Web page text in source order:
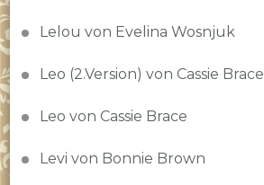
Lelou von Evelina Wosnjuk
Leo (2.Version) von Cassie Brace
Leo von Cassie Brace
Levi von Bonnie Brown